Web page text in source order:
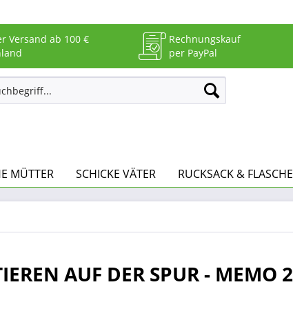
Versand ab 100 €
Rechnungskauf
per PayPal
MÜTTER SCHICKE VÄTER RUCKSACK & FLASCHE
AUF DER SPUR - MEMO